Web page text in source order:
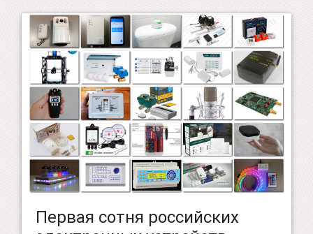
Первая сотня российских